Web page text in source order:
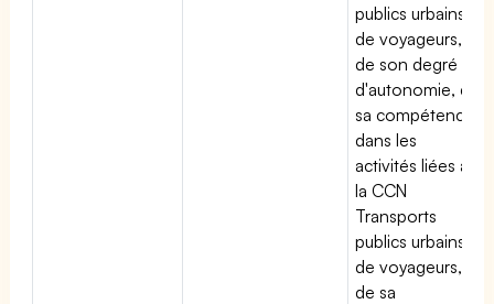
publics urbains
de voyageurs,
de son degré
d'autonomie, de
sa compétence
dans les
activités liées à
la CCN
Transports
publics urbains
de voyageurs,
de sa